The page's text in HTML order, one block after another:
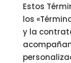
Estos
los
y la